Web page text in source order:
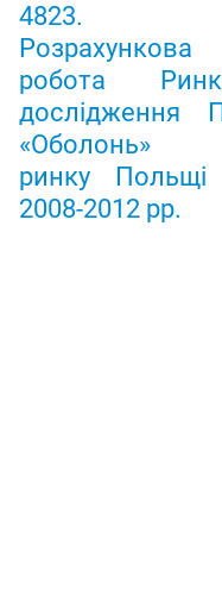
4823.
Розрахункова
робота
дослідження
«Оболонь»
ринку Польщі
2008-2012 рр.